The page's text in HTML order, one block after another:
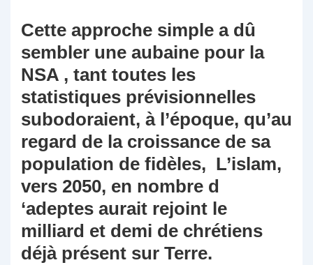
Cette approche simple a dû
sembler une aubaine pour la
NSA , tant toutes les
statistiques prévisionnelles
subodoraient, à l’époque, qu’au
regard de la croissance de sa
population de fidèles, L’islam,
vers 2050, en nombre d
‘adeptes aurait rejoint le
milliard et demi de chrétiens
déjà présent sur Terre.